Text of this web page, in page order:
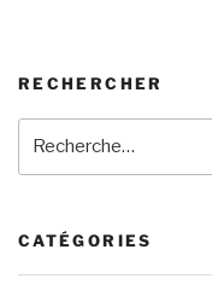
RECHERCHER
CATÉGORIES